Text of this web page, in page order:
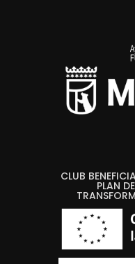
CLUB
PLAN